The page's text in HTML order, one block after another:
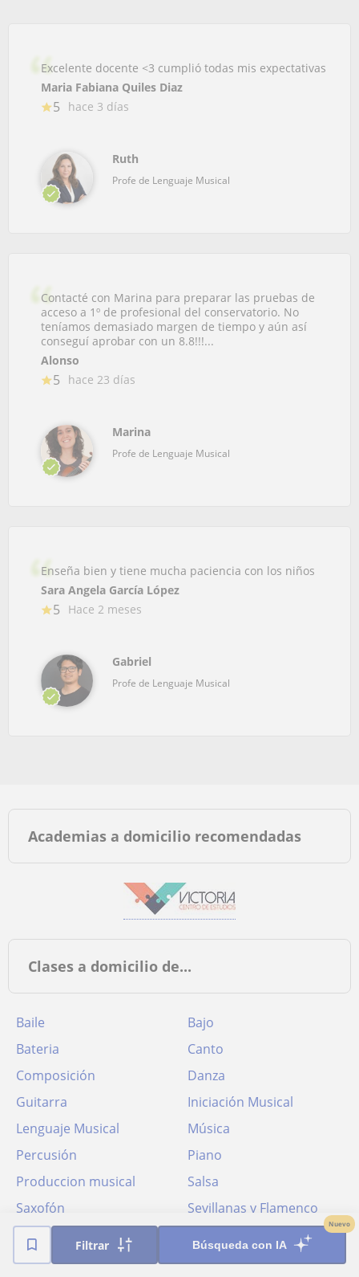
Filtrar Búsqueda con IA
Nuevo
Excelente docente <3 cumplió todas mis expectativas
Maria Fabiana Quiles Diaz
5 hace 3 días
Ruth
Profe de Lenguaje Musical
Contacté con Marina para preparar las pruebas de
acceso a 1º de profesional del conservatorio. No
teníamos demasiado margen de tiempo y aún así
conseguí aprobar con un 8.8!!!...
Alonso
5 hace 23 días
Marina
Profe de Lenguaje Musical
Enseña bien y tiene mucha paciencia con los niños
Sara Angela García López
5 Hace 2 meses
Gabriel
Profe de Lenguaje Musical
Academias a domicilio recomendadas
Clases a domicilio de...
Baile
Bajo
Bateria
Canto
Composición
Danza
Guitarra
Iniciación Musical
Lenguaje Musical
Música
Percusión
Piano
Produccion musical
Salsa
Saxofón
Sevillanas y Flamenco
Trompeta
Violín
Violonchelo